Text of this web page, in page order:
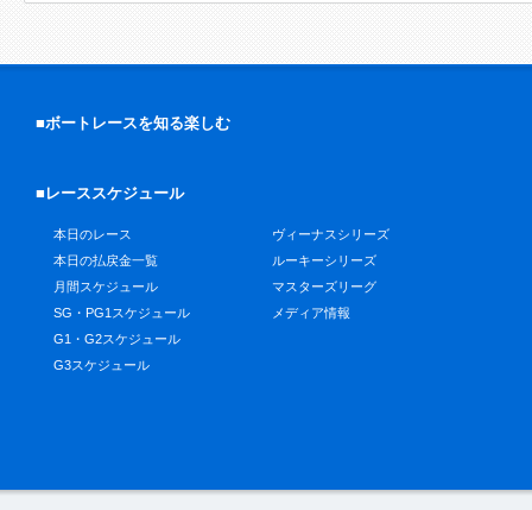
■ボートレースを知る楽しむ
■レーススケジュール
本日のレース
本日の払戻金一覧
月間スケジュール
SG・PG1スケジュール
G1・G2スケジュール
G3スケジュール
ヴィーナスシリーズ
ルーキーシリーズ
マスターズリーグ
メディア情報